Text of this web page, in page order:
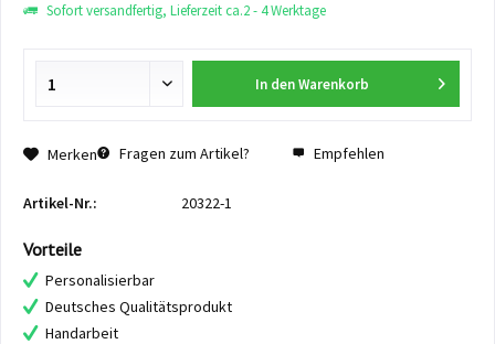
Sofort versandfertig, Lieferzeit ca.2 - 4 Werktage
In den Warenkorb
Merken Fragen zum Artikel? Empfehlen
Artikel-Nr.: 20322-1
Vorteile
Personalisierbar
Deutsches Qualitätsprodukt
Handarbeit